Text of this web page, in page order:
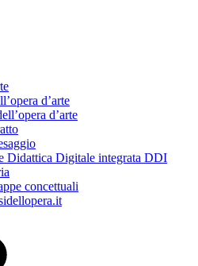
d’arte
d’arte
Didattica Digitale integrata DDI
concettuali